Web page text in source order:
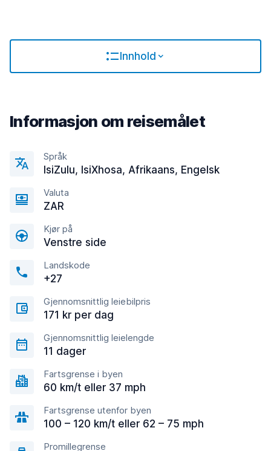
Innhold
Informasjon om reisemålet
Språk
IsiZulu, IsiXhosa, Afrikaans, Engelsk
Valuta
ZAR
Kjør på
Venstre side
Landskode
+27
Gjennomsnittlig leiebilpris
171 kr per dag
Gjennomsnittlig leielengde
11 dager
Fartsgrense i byen
60 km/t eller 37 mph
Fartsgrense utenfor byen
100 – 120 km/t eller 62 – 75 mph
Promillegrense